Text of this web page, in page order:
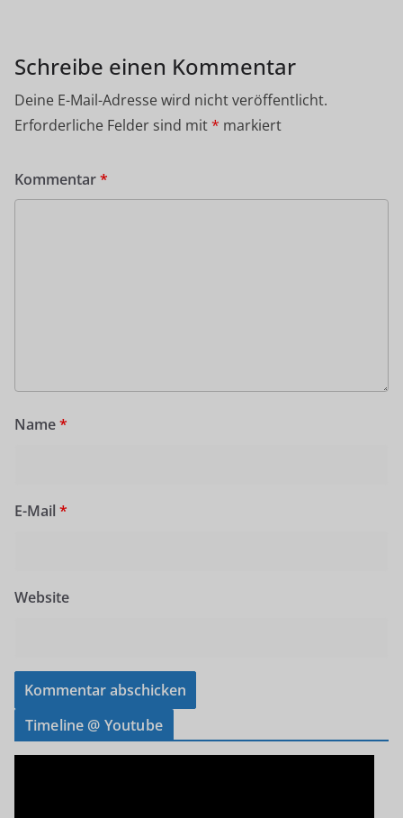
Schreibe einen Kommentar
Deine E-Mail-Adresse wird nicht veröffentlicht.
Erforderliche Felder sind mit* markiert
Kommentar*
Name*
E-Mail *
Website
Timeline @ Youtube